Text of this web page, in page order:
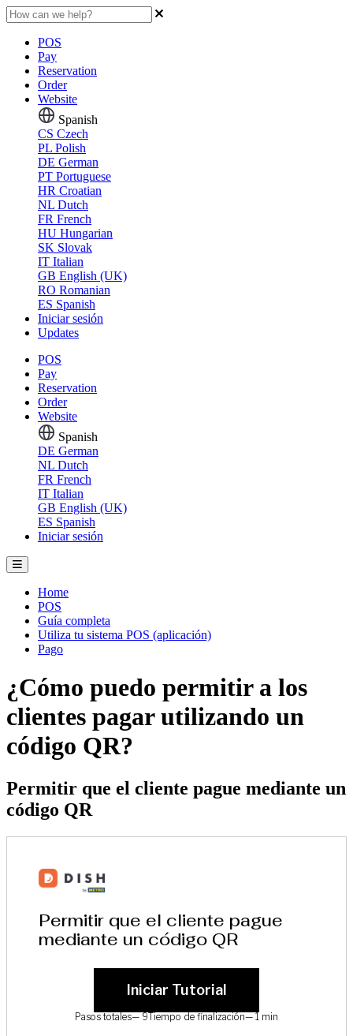
POS
Pay
Reservation
Order
Website
Spanish
CS Czech
PL Polish
DE German
PT Portuguese
HR Croatian
NL Dutch
FR French
HU Hungarian
SK Slovak
IT Italian
GB English (UK)
RO Romanian
ES Spanish
Iniciar sesión
Updates
POS
Pay
Reservation
Order
Website
Spanish
DE German
NL Dutch
FR French
IT Italian
GB English (UK)
ES Spanish
Iniciar sesión
Home
POS
Guía completa
Utiliza tu sistema POS (aplicación)
Pago
¿Cómo puedo permitir a los
clientes pagar utilizando un
código QR?
Permitir que el cliente pague mediante un
código QR